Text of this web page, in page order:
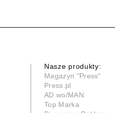
Nasze produkty:
Magazyn "Press"
Press.pl
AD wo/MAN
Top Marka